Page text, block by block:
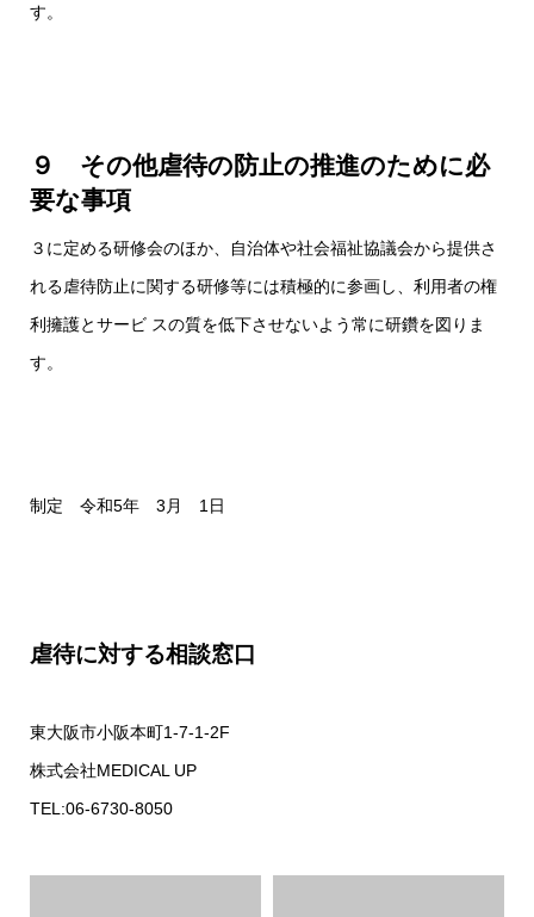
す。
９ その他虐待の防止の推進のために必
要な事項
３に定める研修会のほか、自治体や社会福祉協議会から提供さ
れる虐待防止に関する研修等には積極的に参画し、利用者の権
利擁護とサービ スの質を低下させないよう常に研鑽を図りま
す。
制定 令和5年 3月 1日
虐待に対する相談窓口
東大阪市小阪本町1-7-1-2F
株式会社MEDICAL UP
TEL:06-6730-8050